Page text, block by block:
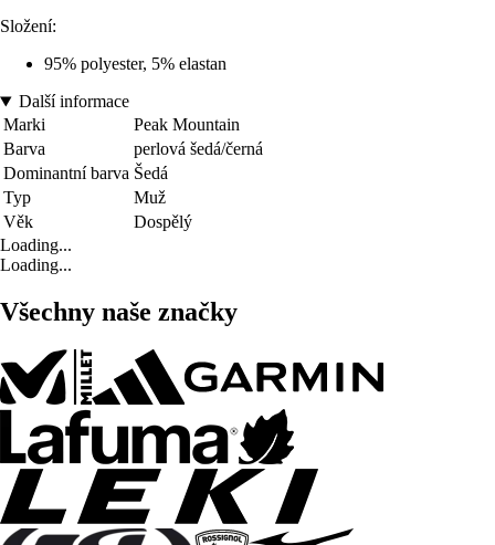
Složení:
95% polyester, 5% elastan
Další informace
Marki
Peak Mountain
Barva
perlová šedá/černá
Dominantní barva Šedá
Typ
Muž
Věk
Dospělý
Loading...
Loading...
Všechny naše značky